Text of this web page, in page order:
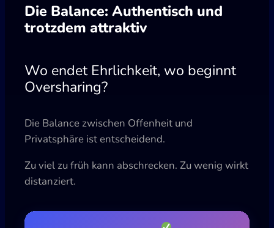
Die Balance: Authentisch und
trotzdem attraktiv
Wo endet Ehrlichkeit, wo beginnt
Oversharing?
Die Balance zwischen Offenheit und
Privatsphäre ist entscheidend.
Zu viel zu früh kann abschrecken. Zu wenig wirkt
distanziert.